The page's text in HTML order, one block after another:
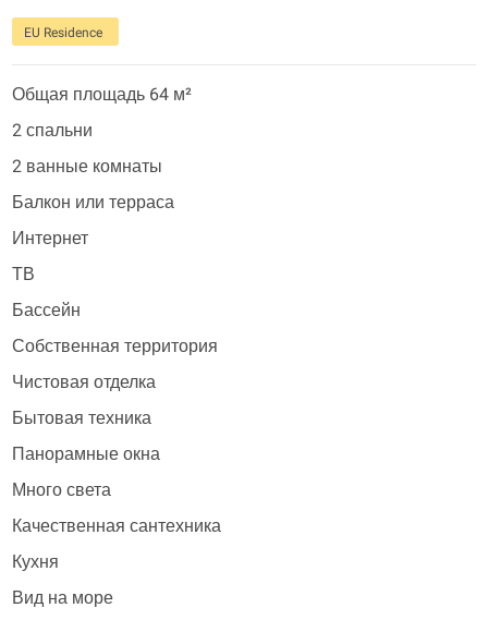
EU Residence
Общая площадь 64 м²
2 спальни
2 ванные комнаты
Балкон или терраса
Интернет
ТВ
Бассейн
Собственная территория
Чистовая отделка
Бытовая техника
Панорамные окна
Много света
Качественная сантехника
Кухня
Вид на море